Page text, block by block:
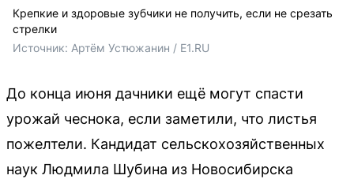
Крепкие и здоровые зубчики не получить, если не срезать
стрелки
Источник: Артём Устюжанин / E1.RU
До конца июня дачники ещё могут спасти
урожай чеснока, если заметили, что листья
пожелтели. Кандидат сельскохозяйственных
наук Людмила Шубина из Новосибирска